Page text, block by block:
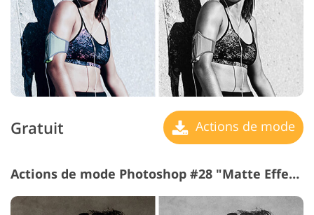
Gratuit Actions de mode
Actions de mode Photoshop #28 "Matte Effect"